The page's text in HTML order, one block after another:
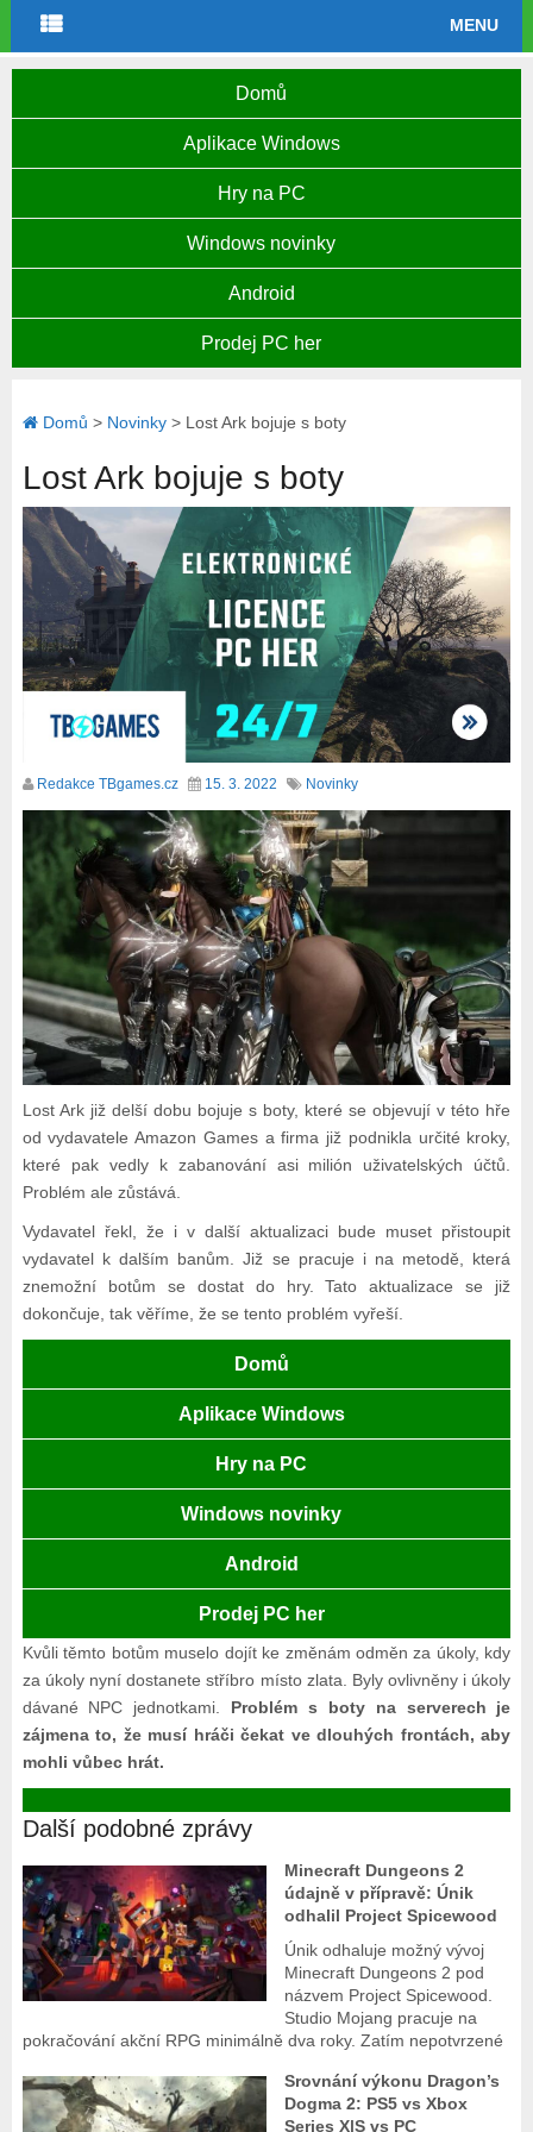
MENU
Domů
Aplikace Windows
Hry na PC
Windows novinky
Android
Prodej PC her
Domů > Novinky> Lost Ark bojuje s boty
Lost Ark bojuje s boty
Redakce TBgames.cz 15. 3. 2022 Novinky
Lost Ark již delší dobu bojuje s boty, které se objevují v této hře
od vydavatele Amazon Games a firma již podnikla určité kroky,
které pak vedly k zabanování asi milión uživatelských účtů.
Problém ale zůstává.
Vydavatel řekl, že i v další aktualizaci bude muset přistoupit
vydavatel k dalším banům. Již se pracuje i na metodě, která
znemožní botům se dostat do hry. Tato aktualizace se již
dokončuje, tak věříme, že se tento problém vyřeší.
Domů
Aplikace Windows
Hry na PC
Windows novinky
Android
Prodej PC her
Kvůli těmto botům muselo dojít ke změnám odměn za úkoly, kdy
za úkoly nyní dostanete stříbro místo zlata. Byly ovlivněny i úkoly
dávané NPC jednotkami. Problém s boty na serverech je
zájmena to, že musí hráči čekat ve dlouhých frontách, aby
mohli vůbec hrát.
Další podobné zprávy
Minecraft Dungeons 2
údajně v přípravě: Únik
odhalil Project Spicewood
Únik odhaluje možný vývoj
Minecraft Dungeons 2 pod
názvem Project Spicewood.
Studio Mojang pracuje na
pokračování akční RPG minimálně dva roky. Zatím nepotvrzené
Srovnání výkonu Dragon’s
Dogma 2: PS5 vs Xbox
Series X|S vs PC